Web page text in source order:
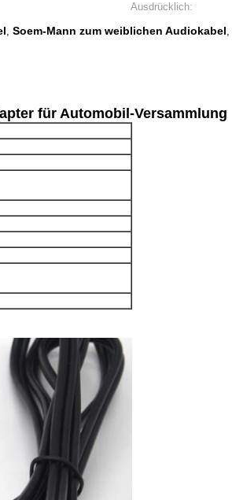
Ausdrücklich:
, Soem-Mann zum weiblichen Audiokabel,
für Automobil-Versammlung